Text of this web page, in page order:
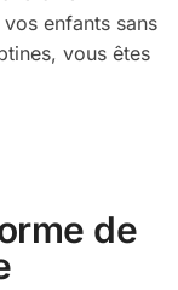
enfants sans
vous êtes
de